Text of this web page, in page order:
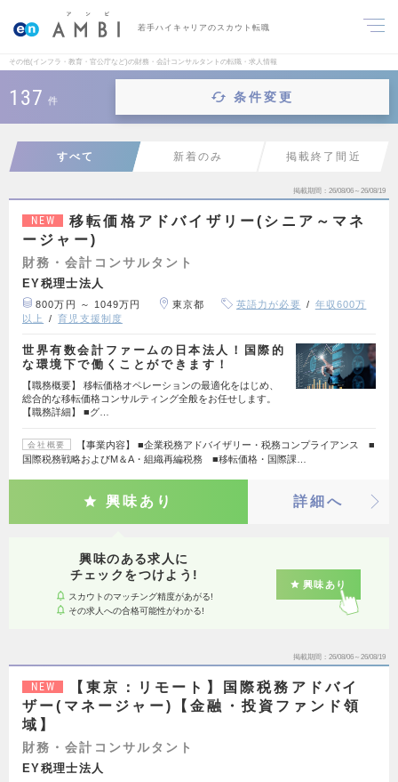
若手ハイキャリアのスカウト転職
その他(インフラ・教育・官公庁など)の財務・会計コンサルタントの転職・求人情報
137 件 条件変更
すべて 新着のみ 掲載終了間近
掲載期間 26/08/06～26/08/19
NEW
移転価格アドバイザリー(シニア～マネ
ージャー)
財務・会計コンサルタント
EY税理士法人
800万円 ～ 1049万円 東京都 英語力が必要
年収600万
以上
育児支援制度
世界有数会計ファームの日本法人！国際的
な環境下で働くことができます！
【職務概要】 移転価格オペレーションの最適化をはじめ、
総合的な移転価格コンサルティング全般をお任せします。
【職務詳細】 ■グ…
会社概要
【事業内容】 ■企業税務アドバイザリー・税務コンプライアンス ■
国際税務戦略およびM＆A・組織再編税務 ■移転価格・国際課…
興味あり 詳細へ
興味のある求人に
チェックをつけよう!
スカウトのマッチング精度があがる!
その求人への合格可能性がわかる!
興味あり
掲載期間 26/08/06～26/08/19
NEW
【東京：リモート】国際税務アドバイ
ザー(マネージャー)【金融・投資ファンド領
域】
財務・会計コンサルタント
EY税理士法人